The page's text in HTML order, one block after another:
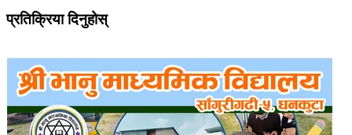
प्रतिक्रिया दिनुहोस्